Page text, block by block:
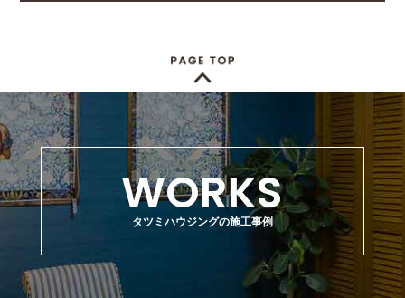
WORKS
タツミハウジングの施工事例